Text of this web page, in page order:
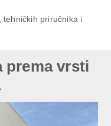
tehničkih priručnika i
prema vrsti